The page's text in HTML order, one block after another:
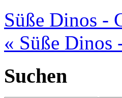
Süße Dinos -
« Süße Dinos
Suchen